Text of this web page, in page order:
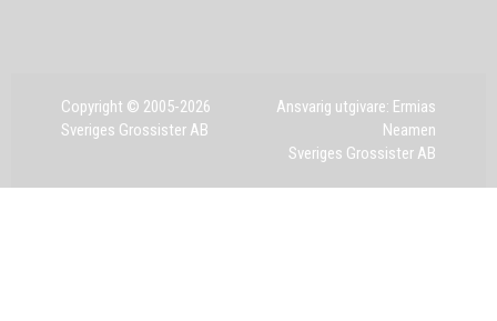
Copyright © 2005-2026
Sveriges Grossister AB
Ansvarig utgivare: Ermias
Neamen
Sveriges Grossister AB